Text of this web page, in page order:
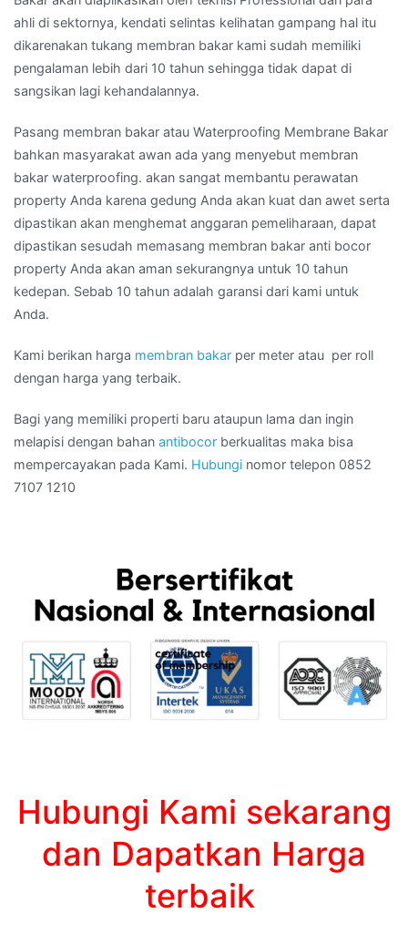
ahli di sektornya, kendati selintas kelihatan gampang hal itu
dikarenakan tukang membran bakar kami sudah memiliki
pengalaman lebih dari 10 tahun sehingga tidak dapat di
sangsikan lagi kehandalannya.
Pasang membran bakar atau Waterproofing Membrane Bakar
bahkan masyarakat awan ada yang menyebut membran
bakar waterproofing. akan sangat membantu perawatan
property Anda karena gedung Anda akan kuat dan awet serta
dipastikan akan menghemat anggaran pemeliharaan, dapat
dipastikan sesudah memasang membran bakar anti bocor
property Anda akan aman sekurangnya untuk 10 tahun
kedepan. Sebab 10 tahun adalah garansi dari kami untuk
Anda.
Kami berikan harga membran bakar per meter atau per roll
dengan harga yang terbaik.
Bagi yang memiliki properti baru ataupun lama dan ingin
melapisi dengan bahan antibocor berkualitas maka bisa
mempercayakan pada Kami. Hubungi nomor telepon 0852
7107 1210
Hubungi Kami sekarang
dan Dapatkan Harga
terbaik